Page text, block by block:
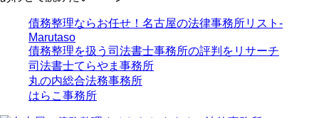
債務整理ならお任せ！名古屋の法律事務所リスト‐
Marutaso
債務整理を扱う司法書士事務所の評判をリサーチ
司法書士てらやま事務所
丸の内総合法務事務所
はらこ事務所